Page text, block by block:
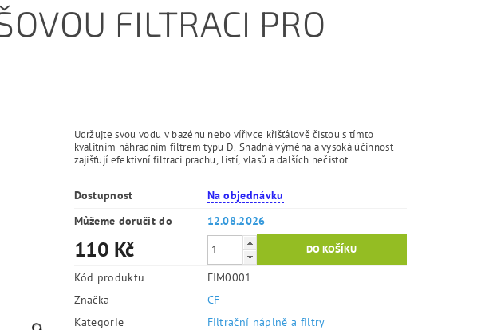
FILTRACI PRO
Udržujte svou vodu v bazénu nebo vířivce křišťálově čistou s tímto
kvalitním náhradním filtrem typu D. Snadná výměna a vysoká účinnost
zajišťují efektivní filtraci prachu, listí, vlasů a dalších nečistot.
Dostupnost
Na objednávku
Můžeme doručit do
12.08.2026
110 Kč
Kód produktu
FIM0001
Značka
CF
Kategorie
Filtrační náplně a filtry